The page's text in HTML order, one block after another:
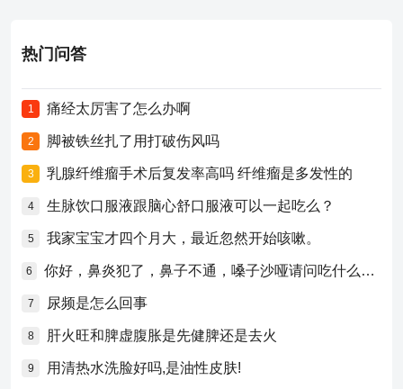
热门问答
1 痛经太厉害了怎么办啊
2 脚被铁丝扎了用打破伤风吗
3 乳腺纤维瘤手术后复发率高吗 纤维瘤是多发性的
4 生脉饮口服液跟脑心舒口服液可以一起吃么？
5 我家宝宝才四个月大，最近忽然开始咳嗽。
6 你好，鼻炎犯了，鼻子不通，嗓子沙哑请问吃什么药比较好？
7 尿频是怎么回事
8 肝火旺和脾虚腹胀是先健脾还是去火
9 用清热水洗脸好吗,是油性皮肤!